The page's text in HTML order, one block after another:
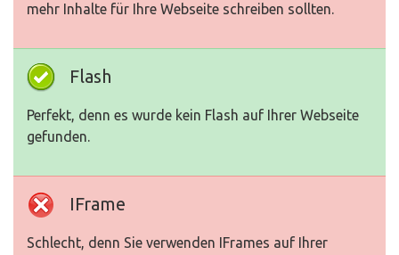
mehr Inhalte für Ihre Webseite schreiben sollten.
Flash
Perfekt, denn es wurde kein Flash auf Ihrer Webseite
gefunden.
IFrame
Schlecht, denn Sie verwenden IFrames auf Ihrer